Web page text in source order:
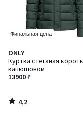
Финальная цена
ONLY
Куртка стеганая
капюшоном
13900 ₽
4,2
/ 5
4,2
/